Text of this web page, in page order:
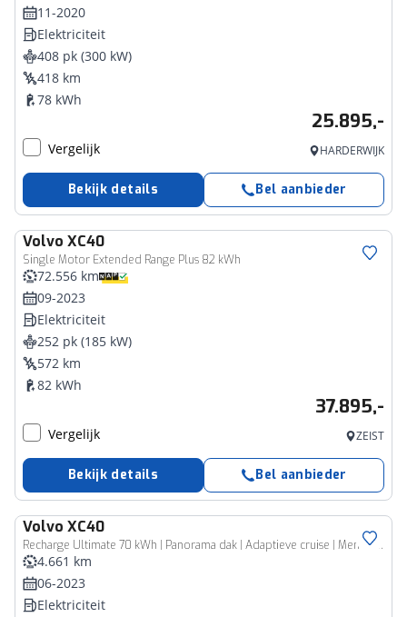
11-2020
Elektriciteit
408 pk (300 kW)
418 km
78 kWh
25.895,-
Vergelijk HARDERWIJK
Bekijk details Bel aanbieder
Volvo XC40
Single Motor Extended Range Plus 82 kWh
72.556 km
09-2023
Elektriciteit
252 pk (185 kW)
572 km
82 kWh
37.895,-
Vergelijk ZEIST
Bekijk details Bel aanbieder
Volvo XC40
Recharge Ultimate 70 kWh | Panorama dak | Adaptieve cruise | Memory | Blis | Harman Kardon |
4.661 km
06-2023
Elektriciteit